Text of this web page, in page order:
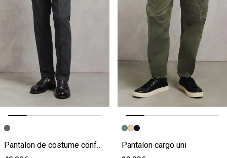
Image précédente
Image suivante
Pantalon de costume confort pied de puce
Image précédente
Image suivante
Pantalon cargo uni